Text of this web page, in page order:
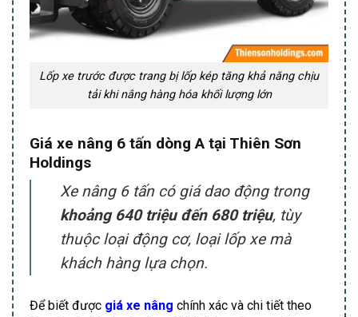
Lốp xe trước được trang bị lốp kép tăng khả năng chịu
tải khi nâng hàng hóa khối lượng lớn
Giá xe nâng 6 tấn dòng A tại Thiên Sơn
Holdings
Xe nâng 6 tấn có giá dao động trong
khoảng 640 triệu đến 680 triệu, tùy
thuộc loại động cơ, loại lốp xe mà
khách hàng lựa chọn.
Để biết được giá xe nâng chính xác và chi tiết theo